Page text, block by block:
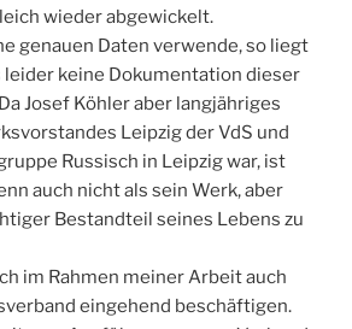
wieder abgewickelt.
genauen Daten verwende, so liegt
leider keine Dokumentation dieser
Josef Köhler aber langjähriges
Leipzig der VdS und
Russisch in Leipzig war, ist
auch nicht als sein Werk, aber
Bestandteil seines Lebens zu
im Rahmen meiner Arbeit auch
eingehend beschäftigen.